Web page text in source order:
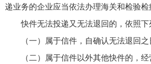
递业务的企业应当依法办理海关和检验检
快件无法投递又无法退回的，依照下
（一）属于信件，自确认无法退回
（二）属于信件以外其他快件的，